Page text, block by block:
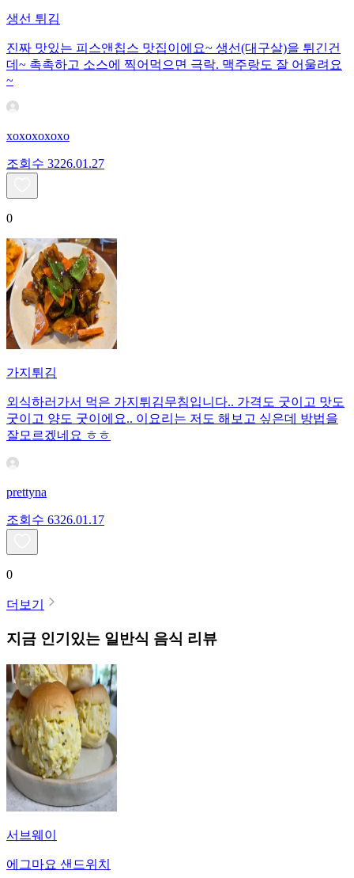
생선 튀김
진짜 맛있는 피스앤칩스 맛집이에요~ 생선(대구살)을 튀긴건
데~ 촉촉하고 소스에 찍어먹으면 극락. 맥주랑도 잘 어울려요
~
xoxoxoxoxo
조회수 3226.01.27
0
가지튀김
외식하러가서 먹은 가지튀김무침입니다.. 가격도 굿이고 맛도
굿이고 양도 굿이에요.. 이요리는 저도 해보고 싶은데 방법을
잘모르겠네요 ㅎㅎ
prettyna
조회수 6326.01.17
0
더보기
지금 인기있는 일반식 음식 리뷰
서브웨이
에그마요 샌드위치